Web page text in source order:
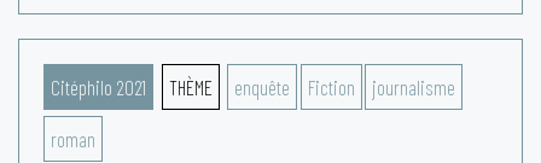
Citéphilo 2021 THÈME enquête Fiction journalisme
roman